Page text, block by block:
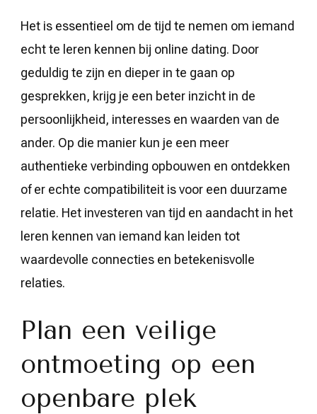
Het is essentieel om de tijd te nemen om iemand
echt te leren kennen bij online dating. Door
geduldig te zijn en dieper in te gaan op
gesprekken, krijg je een beter inzicht in de
persoonlijkheid, interesses en waarden van de
ander. Op die manier kun je een meer
authentieke verbinding opbouwen en ontdekken
of er echte compatibiliteit is voor een duurzame
relatie. Het investeren van tijd en aandacht in het
leren kennen van iemand kan leiden tot
waardevolle connecties en betekenisvolle
relaties.
Plan een veilige
ontmoeting op een
openbare plek